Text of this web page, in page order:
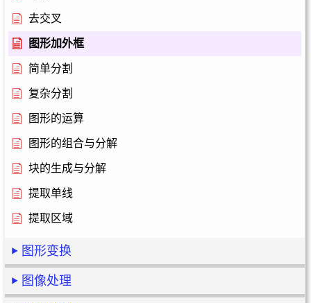
去交叉
图形加外框
简单分割
复杂分割
图形的运算
图形的组合与分解
块的生成与分解
提取单线
提取区域
图形变换
图像处理